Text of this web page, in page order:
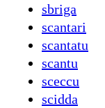
sbriga
scantari
scantatu
scantu
sceccu
scidda